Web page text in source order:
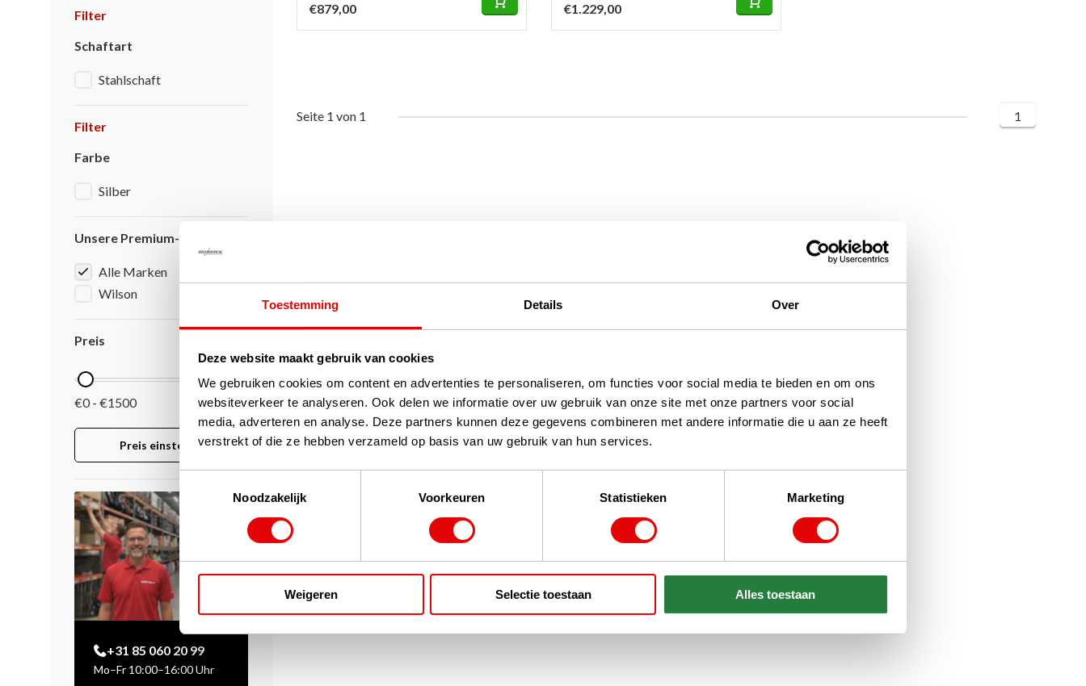
Toestemming Details Over
Deze website maakt gebruik van cookies
We gebruiken cookies om content en advertenties te personaliseren, om functies voor social media te bieden en om ons
websiteverkeer te analyseren. Ook delen we informatie over uw gebruik van onze site met onze partners voor social
media, adverteren en analyse. Deze partners kunnen deze gegevens combineren met andere informatie die u aan ze heeft
verstrekt of die ze hebben verzameld op basis van uw gebruik van hun services.
Noodzakelijk
Voorkeuren Statistieken Marketing
Weigeren Selectie toestaan Alles toestaan
Filter
Schaftart
Stahlschaft
Filter
Farbe
Silber
Unsere Premium-Marken
Alle Marken
Wilson
Preis
€0 - €1500
Preis einstellen
+31 85 060 20 99
Mo–Fr 10:00–16:00 Uhr
€879,00 €1.229,00
Seite 1 von 1 1